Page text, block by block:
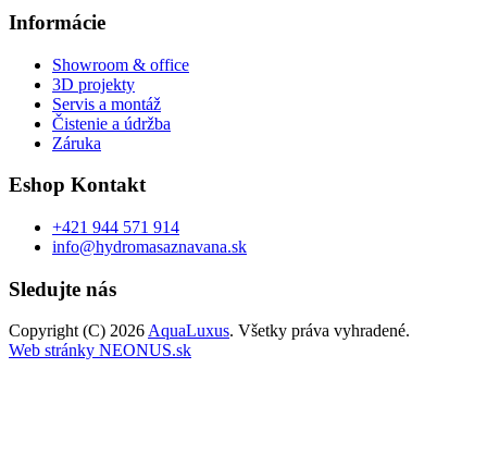
Informácie
Showroom & office
3D projekty
Servis a montáž
Čistenie a údržba
Záruka
Eshop Kontakt
+421 944 571 914
info@hydromasaznavana.sk
Sledujte nás
Copyright (C) 2026AquaLuxus. Všetky práva vyhradené.
Web stránky NEONUS.sk